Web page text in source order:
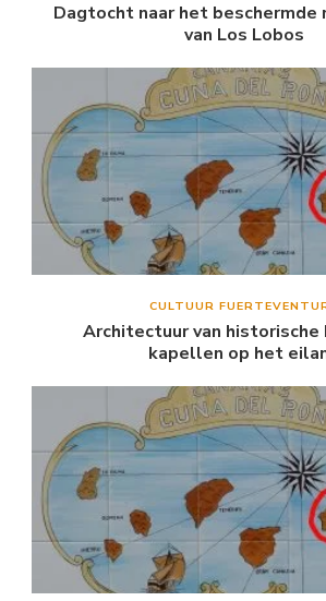
Dagtocht naar het beschermde
van Los Lobos
CULTUUR
Architectuur van historische
kapellen op het